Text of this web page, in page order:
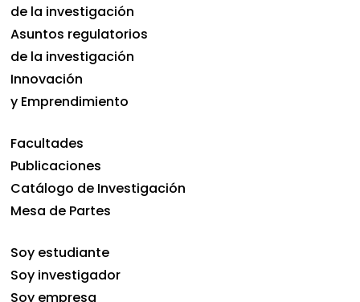
de la investigación
Asuntos regulatorios
de la investigación
Innovación
y Emprendimiento
Facultades
Publicaciones
Catálogo de Investigación
Mesa de Partes
Soy estudiante
Soy investigador
Soy empresa